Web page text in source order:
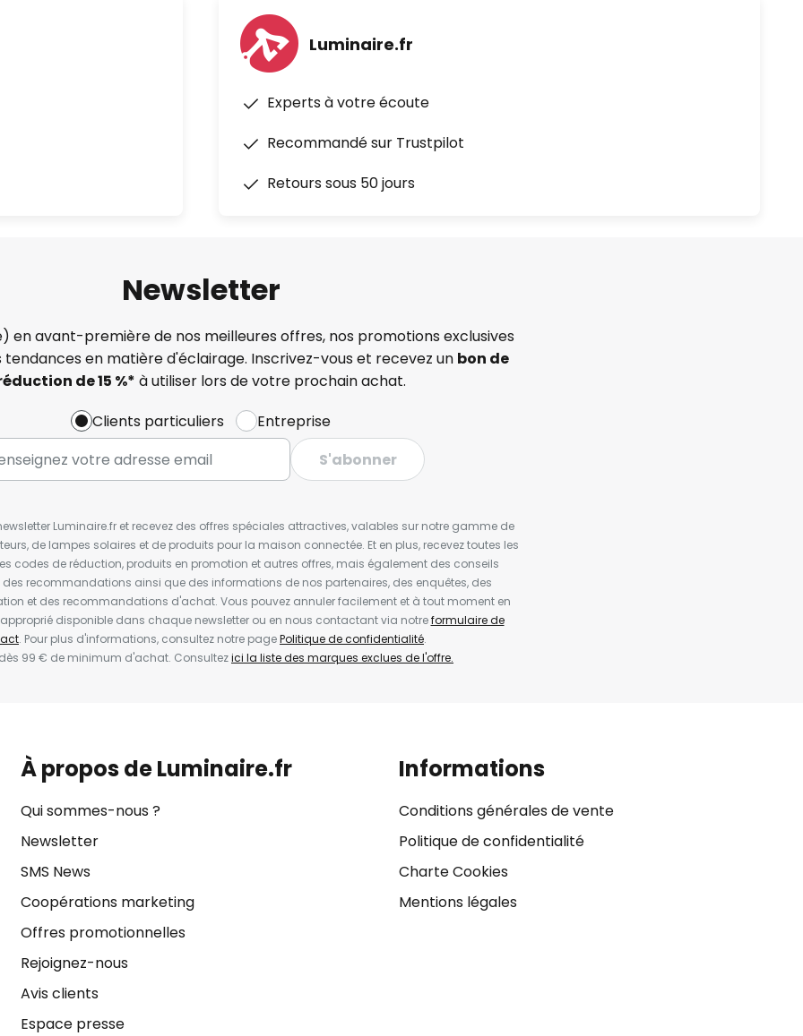
Luminaire.fr
Experts à votre écoute
Recommandé sur Trustpilot
Retours sous 50 jours
Newsletter
en avant-première de nos meilleures offres, nos promotions exclusives
tendances en matière d'éclairage. Inscrivez-vous et recevez un bon de
de 15 %* à utiliser lors de votre prochain achat.
Clients particuliers
Entreprise
S'abonner
Luminaire.fr et recevez des offres spéciales attractives, valables sur notre gamme de
de lampes solaires et de produits pour la maison connectée. Et en plus, recevez toutes les
codes de réduction, produits en promotion et autres offres, mais également des conseils
des recommandations ainsi que des informations de nos partenaires, des enquêtes, des
et des recommandations d'achat. Vous pouvez annuler facilement et à tout moment en
disponible dans chaque newsletter ou en nous contactant via notreformulaire de
. Pour plus d'informations, consultez notre pagePolitique de confidentialité.
99 € de minimum d'achat. Consultezici la liste des marques exclues de l'offre.
À propos de Luminaire.fr
Qui sommes-nous ?
Newsletter
SMS News
Coopérations marketing
Offres promotionnelles
Rejoignez-nous
Avis clients
Espace presse
Informations
Conditions générales de vente
Politique de confidentialité
Charte Cookies
Mentions légales